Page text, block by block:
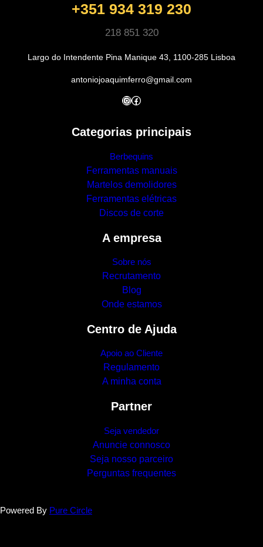
+351 934 319 230
218 851 320
Largo do Intendente Pina Manique 43, 1100-285 Lisboa
antoniojoaquimferro@gmail.com
InstagramFacebook
Categorias principais
Berbequins
Ferramentas manuais
Martelos demolidores
Ferramentas elétricas
Discos de corte
A empresa
Sobre nós
Recrutamento
Blog
Onde estamos
Centro de Ajuda
Apoio ao Cliente
Regulamento
A minha conta
Partner
Seja vendedor
Anuncie connosco
Seja nosso parceiro
Perguntas frequentes
Powered By Pure Circle